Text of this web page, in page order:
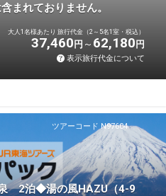
まれておりません。
大人1名様あたり 旅行代金（2～5名1室・税込）
37,460 円 62,180 円
表示旅行代金について
ツアーコード N97604
2泊◆湯の風HAZU（4-9